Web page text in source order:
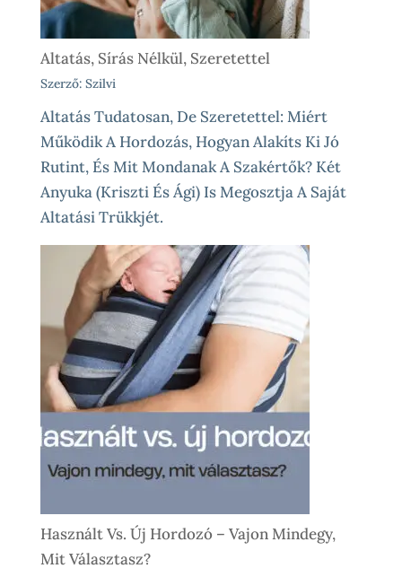
Altatás, Sírás Nélkül, Szeretettel
Szerző: Szilvi
Altatás Tudatosan, De Szeretettel: Miért
Működik A Hordozás, Hogyan Alakíts Ki Jó
Rutint, És Mit Mondanak A Szakértők? Két
Anyuka (Kriszti És Ági) Is Megosztja A Saját
Altatási Trükkjét.
Használt Vs. Új Hordozó – Vajon Mindegy,
Mit Választasz?